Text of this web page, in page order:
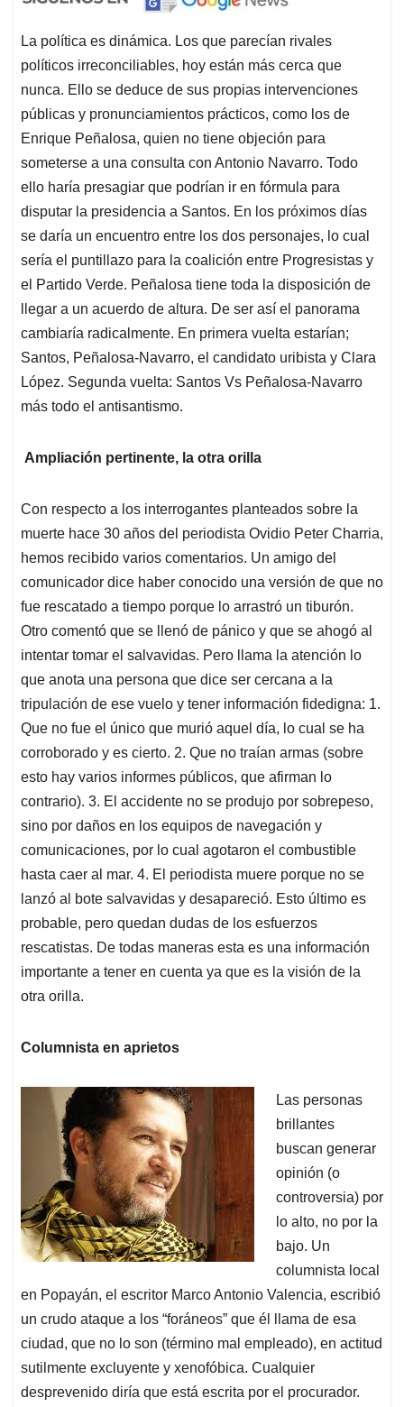
La política es dinámica. Los que parecían rivales
políticos irreconciliables, hoy están más cerca que
nunca. Ello se deduce de sus propias intervenciones
públicas y pronunciamientos prácticos, como los de
Enrique Peñalosa, quien no tiene objeción para
someterse a una consulta con Antonio Navarro. Todo
ello haría presagiar que podrían ir en fórmula para
disputar la presidencia a Santos. En los próximos días
se daría un encuentro entre los dos personajes, lo cual
sería el puntillazo para la coalición entre Progresistas y
el Partido Verde. Peñalosa tiene toda la disposición de
llegar a un acuerdo de altura. De ser así el panorama
cambiaría radicalmente. En primera vuelta estarían;
Santos, Peñalosa-Navarro, el candidato uribista y Clara
López. Segunda vuelta: Santos Vs Peñalosa-Navarro
más todo el antisantismo.
Ampliación pertinente, la otra orilla
Con respecto a los interrogantes planteados sobre la
muerte hace 30 años del periodista Ovidio Peter Charria,
hemos recibido varios comentarios. Un amigo del
comunicador dice haber conocido una versión de que no
fue rescatado a tiempo porque lo arrastró un tiburón.
Otro comentó que se llenó de pánico y que se ahogó al
intentar tomar el salvavidas. Pero llama la atención lo
que anota una persona que dice ser cercana a la
tripulación de ese vuelo y tener información fidedigna: 1.
Que no fue el único que murió aquel día, lo cual se ha
corroborado y es cierto. 2. Que no traían armas (sobre
esto hay varios informes públicos, que afirman lo
contrario). 3. El accidente no se produjo por sobrepeso,
sino por daños en los equipos de navegación y
comunicaciones, por lo cual agotaron el combustible
hasta caer al mar. 4. El periodista muere porque no se
lanzó al bote salvavidas y desapareció. Esto último es
probable, pero quedan dudas de los esfuerzos
rescatistas. De todas maneras esta es una información
importante a tener en cuenta ya que es la visión de la
otra orilla.
Columnista en aprietos
Las personas
brillantes
buscan generar
opinión (o
controversia) por
lo alto, no por la
bajo. Un
columnista local
en Popayán, el escritor Marco Antonio Valencia, escribió
un crudo ataque a los “foráneos” que él llama de esa
ciudad, que no lo son (término mal empleado), en actitud
sutilmente excluyente y xenofóbica. Cualquier
desprevenido diría que está escrita por el procurador.